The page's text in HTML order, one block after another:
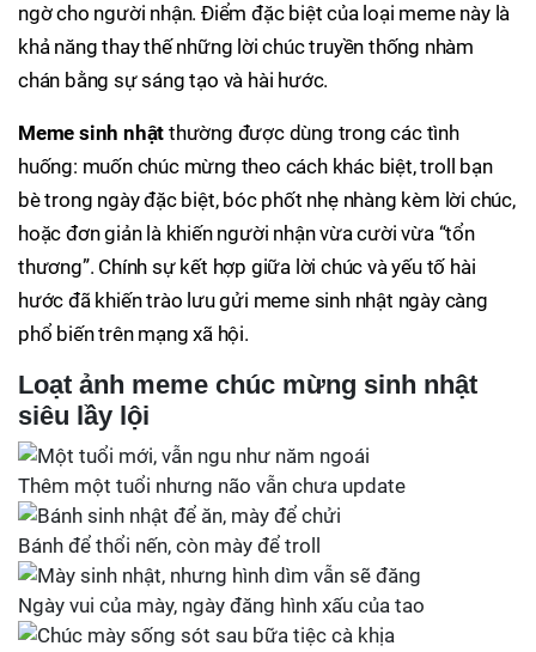
ngờ cho người nhận. Điểm đặc biệt của loại meme này là
khả năng thay thế những lời chúc truyền thống nhàm
chán bằng sự sáng tạo và hài hước.
Meme sinh nhật thường được dùng trong các tình
huống: muốn chúc mừng theo cách khác biệt, troll bạn
bè trong ngày đặc biệt, bóc phốt nhẹ nhàng kèm lời chúc,
hoặc đơn giản là khiến người nhận vừa cười vừa “tổn
thương”. Chính sự kết hợp giữa lời chúc và yếu tố hài
hước đã khiến trào lưu gửi meme sinh nhật ngày càng
phổ biến trên mạng xã hội.
Loạt ảnh meme chúc mừng sinh nhật
siêu lầy lội
Thêm một tuổi nhưng não vẫn chưa update
Bánh để thổi nến, còn mày để troll
Ngày vui của mày, ngày đăng hình xấu của tao